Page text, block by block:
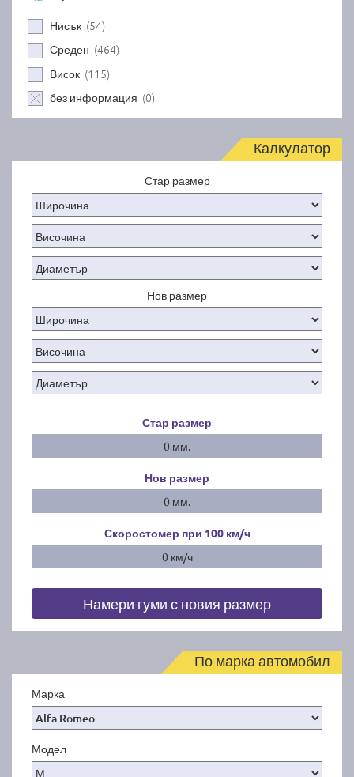
Нисък (54)
Среден (464)
Висок (115)
без информация (0)
Калкулатор
Стар размер
Нов размер
Стар размер
0 мм.
Нов размер
0 мм.
Скоростомер при 100 км/ч
0 км/ч
Намери гуми с новия размер
По марка автомобил
Марка
Модел